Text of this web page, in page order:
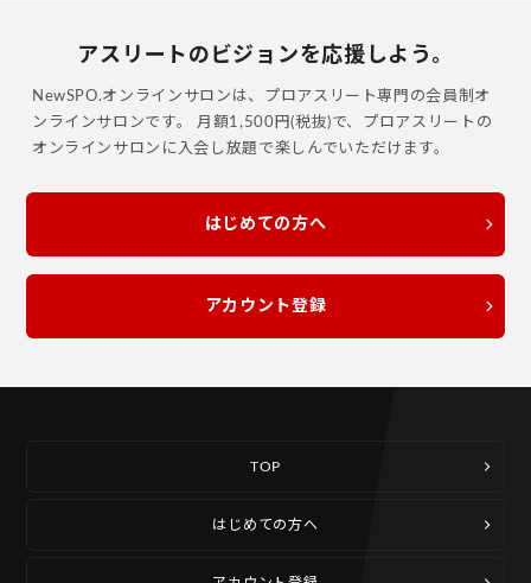
アスリートのビジョンを応援しよう。
NewSPO.オンラインサロンは、プロアスリート専門の会員制オ
ンラインサロンです。
月額1,500円(税抜)で、プロアスリートの
オンラインサロンに入会し放題で楽しんでいただけます。
はじめての方へ
アカウント登録
TOP
はじめての方へ